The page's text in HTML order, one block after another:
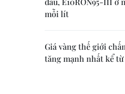
mỗi lít
Giá vàng thế giới
tăng mạnh nhất kể